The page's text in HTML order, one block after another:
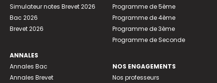
Simulateur notes Brevet 2026
Bac 2026
Brevet 2026
ANNALES
Annales Bac
Annales Brevet
Programme de 5ème
Programme de 4ème
Programme de 3ème
Programme de Seconde
NOS ENGAGEMENTS
Nos professeurs